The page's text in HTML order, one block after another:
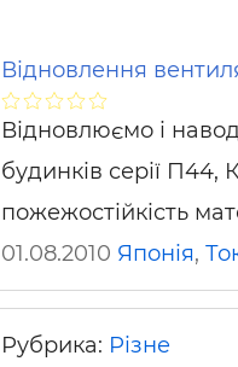
Відновлення
Відновлюємо і
будинків серії
пожежостійкість
01.08.2010 Японія,
Рубрика: Різне